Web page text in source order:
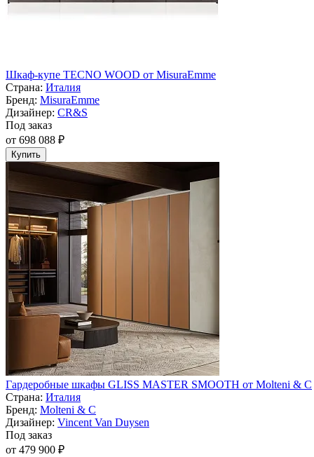
Шкаф-купе TECNO WOOD от MisuraEmme
Страна: Италия
Бренд: MisuraEmme
Дизайнер: CR&S
Под заказ
от 698 088 ₽
Купить
Гардеробные шкафы GLISS MASTER SMOOTH от Molteni & C
Страна: Италия
Бренд: Molteni & C
Дизайнер: Vincent Van Duysen
Под заказ
от 479 900 ₽